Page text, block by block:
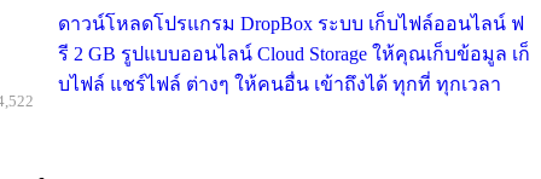
ดาวน์โหลดโปรแกรม DropBox ระบบ เก็บไฟล์ออนไลน์ ฟ
รี 2 GB รูปแบบออนไลน์ Cloud Storage ให้คุณเก็บข้อมูล เก็
บไฟล์ แชร์ไฟล์ ต่างๆ ให้คนอื่น เข้าถึงได้ ทุกที่ ทุกเวลา